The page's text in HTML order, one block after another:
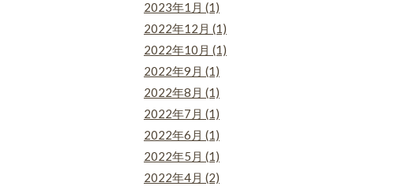
2023年1月 (1)
2022年12月 (1)
2022年10月 (1)
2022年9月 (1)
2022年8月 (1)
2022年7月 (1)
2022年6月 (1)
2022年5月 (1)
2022年4月 (2)